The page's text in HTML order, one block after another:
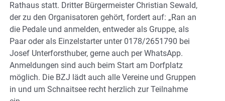
Rathaus statt. Dritter Bürgermeister Christian Sewald,
der zu den Organisatoren gehört, fordert auf: „Ran an
die Pedale und anmelden, entweder als Gruppe, als
Paar oder als Einzelstarter unter 0178/2651790 bei
Josef Unterforsthuber, gerne auch per WhatsApp.
Anmeldungen sind auch beim Start am Dorfplatz
möglich. Die BZJ lädt auch alle Vereine und Gruppen
in und um Schnaitsee recht herzlich zur Teilnahme